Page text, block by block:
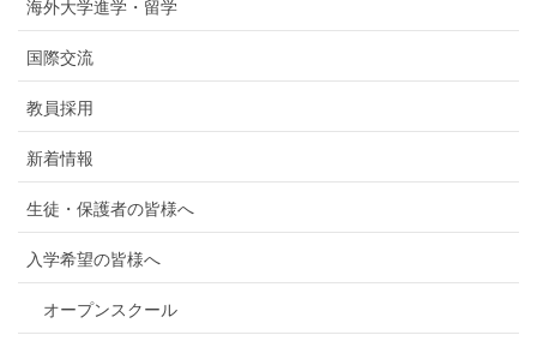
海外大学進学・留学
国際交流
教員採用
新着情報
生徒・保護者の皆様へ
入学希望の皆様へ
オープンスクール